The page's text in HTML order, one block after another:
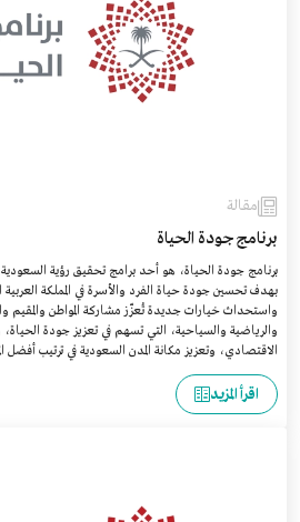
مقالة
برنامج جودة الحياة
بهدف تحسين جودة حياة الفرد والأسرة في المملكة
واستحداث خيارات جديدة تُعزّز مشاركة المواطن والمقيم
والرياضية والسياحية، التي تسهم في تعزيز جودة الحياة،
الاقتصادي، وتعزيز مكانة المدن السعودية في ترتيب أفضل
اقرأ المزيد